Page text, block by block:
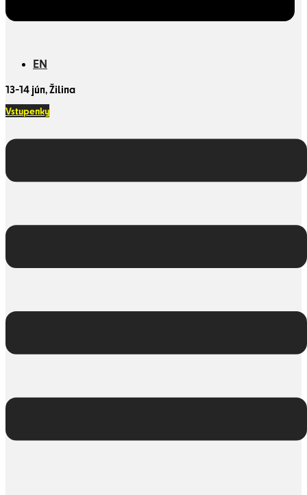
EN
13-14 jún, Žilina
Vstupenky